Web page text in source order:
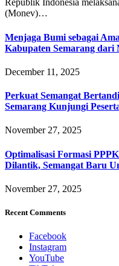
Republik Indonesia
(Monev)…
Menjaga Bumi sebagai
Kabupaten Semarang dari
December 11, 2025
Perkuat Semangat
Semarang Kunjungi
November 27, 2025
Optimalisasi Formasi
Dilantik, Semangat Baru
November 27, 2025
Recent Comments
Facebook
Instagram
YouTube